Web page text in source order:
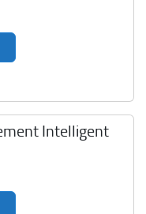
Intelligent